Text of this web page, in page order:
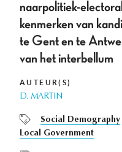
naarpolitiek-
kenmerken van
te Gent en te
van het interbellum
AUTEUR(S)
D. MARTIN
Social Demography
Local Government